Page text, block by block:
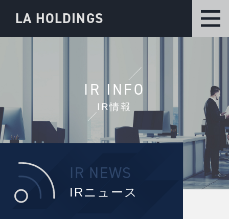
LA HOLDINGS
IR INFO
IR情報
IR NEWS
IRニュース